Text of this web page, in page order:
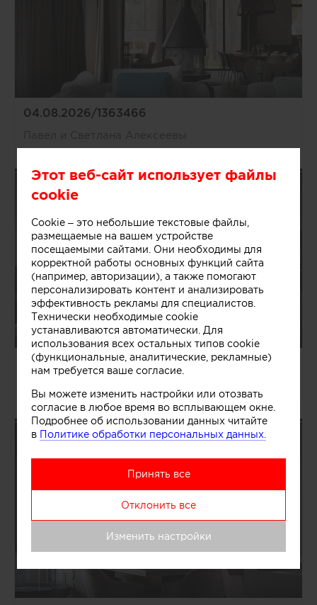
04.08.2026/1363466
04.08.2026/1363465
Этот веб-сайт использует файлы
cookie
Cookie – это небольшие текстовые файлы,
размещаемые на вашем устройстве
посещаемыми сайтами. Они необходимы для
корректной работы основных функций сайта
(например, авторизации), а также помогают
персонализировать контент и анализировать
эффективность рекламы для специалистов.
Технически необходимые cookie
устанавливаются автоматически. Для
использования всех остальных типов cookie
(функциональные, аналитические, рекламные)
нам требуется ваше согласие.
Вы можете изменить настройки или отозвать
согласие в любое время во всплывающем окне.
Подробнее об использовании данных читайте
в Политике обработки персональных данных.
Принять все
Отклонить все
Изменить настройки